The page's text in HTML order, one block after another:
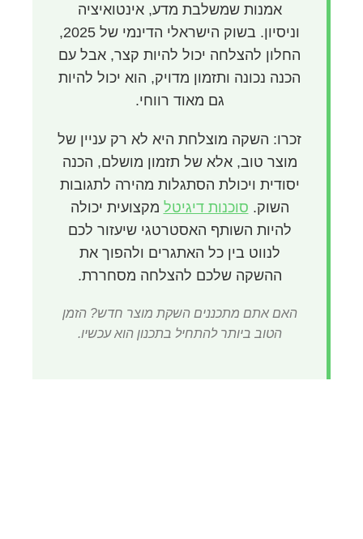
אמנות שמשלבת מדע, אינטואיציה
וניסיון. בשוק הישראלי הדינמי של 2025,
החלון להצלחה יכול להיות קצר, אבל עם
הכנה נכונה ותזמון מדויק, הוא יכול להיות
גם מאוד רווחי.
זכרו: השקה מוצלחת היא לא רק עניין של
מוצר טוב, אלא של תזמון מושלם, הכנה
יסודית ויכולת הסתגלות מהירה לתגובות
השוק. סוכנות דיגיטל מקצועית יכולה
להיות השותף האסטרטגי שיעזור לכם
לנווט בין כל האתגרים ולהפוך את
ההשקה שלכם להצלחה מסחררת.
האם אתם מתכננים השקת מוצר חדש? הזמן
הטוב ביותר להתחיל בתכנון הוא עכשיו.